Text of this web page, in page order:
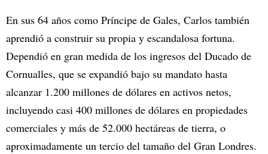
En sus 64 años como Príncipe de Gales, Carlos también
aprendió a construir su propia y escandalosa fortuna.
Dependió en gran medida de los ingresos del Ducado de
Cornualles, que se expandió bajo su mandato hasta
alcanzar 1.200 millones de dólares en activos netos,
incluyendo casi 400 millones de dólares en propiedades
comerciales y más de 52.000 hectáreas de tierra, o
aproximadamente un tercio del tamaño del Gran Londres.